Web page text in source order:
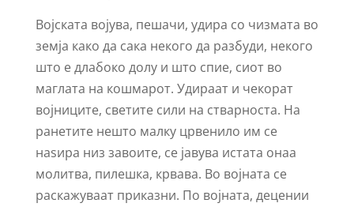
Војската војува, пешачи, удира со чизмата во
земја како да сака некого да разбуди, некого
што е длабоко долу и што спие, сиот во
маглата на кошмарот. Удираат и чекорат
војниците, светите сили на стварноста. На
ранетите нешто малку црвенило им се
наѕира низ завоите, се јавува истата онаа
молитва, пилешка, крвава. Во војната се
раскажуваат приказни. По војната, децении